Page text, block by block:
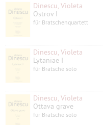
Dinescu, Violeta
Ostrov I
für Bratschenquartett
Dinescu, Violeta
Lytaniae I
für Bratsche solo
Dinescu, Violeta
Ottava grave
für Bratsche solo